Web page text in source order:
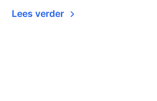
Lees verder